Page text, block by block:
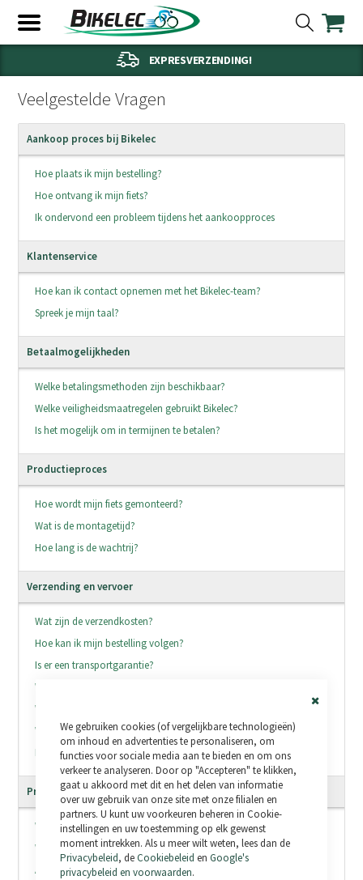
We gebruiken cookies (of vergelijkbare technologieën)
om inhoud en advertenties te personaliseren, om
functies voor sociale media aan te bieden en om ons
verkeer te analyseren. Door op "Accepteren" te klikken,
gaat u akkoord met dit en het delen van informatie
over uw gebruik van onze site met onze filialen en
partners. U kunt uw voorkeuren beheren in Cookie-
instellingen en uw toestemming op elk gewenst
moment intrekken. Als u meer wilt weten, lees dan de
Privacybeleid, deCookiebeleid en Google's
privacybeleid en voorwaarden.
EXPRESVERZENDING!
Veelgestelde Vragen
Aankoop proces bij Bikelec
Hoe plaats ik mijn bestelling?
Hoe ontvang ik mijn fiets?
Ik ondervond een probleem tijdens het aankoopproces
Klantenservice
Hoe kan ik contact opnemen met het Bikelec-team?
Spreek je mijn taal?
Betaalmogelijkheden
Welke betalingsmethoden zijn beschikbaar?
Welke veiligheidsmaatregelen gebruikt Bikelec?
Is het mogelijk om in termijnen te betalen?
Productieproces
Hoe wordt mijn fiets gemonteerd?
Wat is de montagetijd?
Hoe lang is de wachtrij?
Verzending en vervoer
Wat zijn de verzendkosten?
Hoe kan ik mijn bestelling volgen?
Is er een transportgarantie?
Wat is de levertijd?
Welke transportbedrijven leveren?
Welke landen zijn beschikbaar voor levering?
Kan ik de levering van mijn zending versnellen?
Productgarantie
Wat is de duur van de garantie?
Wat is de procedure in geval van garantie?
Als de garantie is verlopen, hoe los ik dan mijn probleem op?